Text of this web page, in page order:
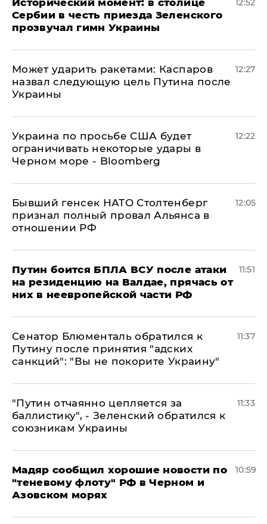
Исторический момент: в столице
Сербии в честь приезда Зеленского
прозвучал гимн Украины
12:52
Может ударить ракетами: Каспаров
назвал следующую цель Путина после
Украины
12:27
Украина по просьбе США будет
ограничивать некоторые удары в
Черном море - Bloomberg
12:22
Бывший генсек НАТО Столтенберг
признал полный провал Альянса в
отношении РФ
12:05
Путин боится БПЛА ВСУ после атаки
на резиденцию на Валдае, прячась от
них в неевропейской части РФ
11:51
Сенатор Блюменталь обратился к
Путину после принятия "адских
санкций": "Вы не покорите Украину"
11:37
"Путин отчаянно цепляется за
баллистику", - Зеленский обратился к
союзникам Украины
11:33
Мадяр сообщил хорошие новости по
"теневому флоту" РФ в Черном и
Азовском морях
10:59